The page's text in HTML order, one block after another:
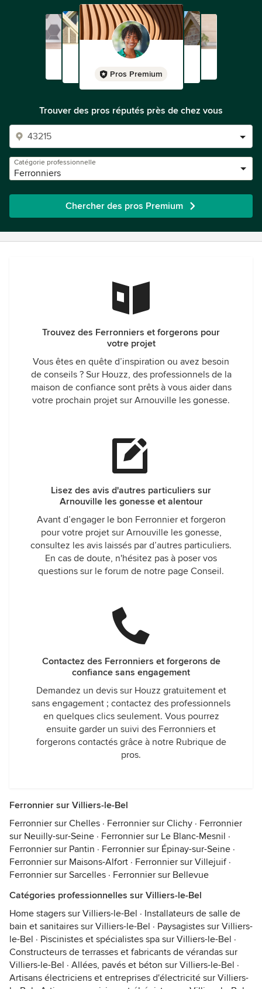
Pros Premium
Trouver des pros réputés près de chez vous
Catégorie professionnelle
Ferronniers
Chercher des pros Premium
Trouvez des Ferronniers et forgerons pour
votre projet
Vous êtes en quête d’inspiration ou avez besoin
de conseils ? Sur Houzz, des professionnels de la
maison de confiance sont prêts à vous aider dans
votre prochain projet sur Arnouville les gonesse.
Lisez des avis d'autres particuliers sur
Arnouville les gonesse et alentour
Avant d’engager le bon Ferronnier et forgeron
pour votre projet sur Arnouville les gonesse,
consultez les avis laissés par d’autres particuliers.
En cas de doute, n'hésitez pas à poser vos
questions sur le forum de notre page Conseil.
Contactez des Ferronniers et forgerons de
confiance sans engagement
Demandez un devis sur Houzz gratuitement et
sans engagement ; contactez des professionnels
en quelques clics seulement. Vous pourrez
ensuite garder un suivi des Ferronniers et
forgerons contactés grâce à notre Rubrique de
pros.
Ferronnier sur Villiers-le-Bel
Ferronnier sur Chelles · Ferronnier sur Clichy · Ferronnier
sur Neuilly-sur-Seine · Ferronnier sur Le Blanc-Mesnil ·
Ferronnier sur Pantin · Ferronnier sur Épinay-sur-Seine ·
Ferronnier sur Maisons-Alfort · Ferronnier sur Villejuif·
Ferronnier sur Sarcelles · Ferronnier sur Bellevue
Catégories professionnelles sur Villiers-le-Bel
Home stagers sur Villiers-le-Bel · Installateurs de salle de
bain et sanitaires sur Villiers-le-Bel · Paysagistes sur Villiers-
le-Bel · Piscinistes et spécialistes spa sur Villiers-le-Bel ·
Constructeurs de terrasses et fabricants de vérandas sur
Villiers-le-Bel · Allées, pavés et béton sur Villiers-le-Bel ·
Artisans électriciens et entreprises d'électricité sur Villiers-